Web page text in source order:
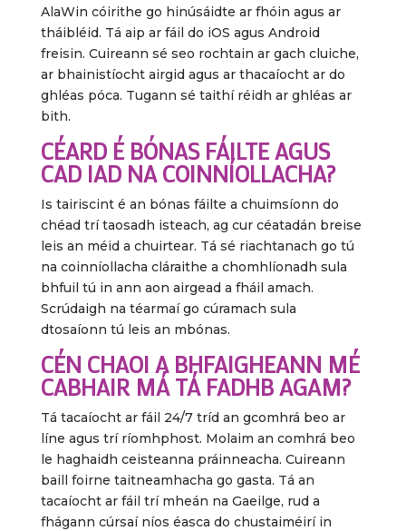
AlaWin cóirithe go hinúsáidte ar fhóin agus ar
tháibléid. Tá aip ar fáil do iOS agus Android
freisin. Cuireann sé seo rochtain ar gach cluiche,
ar bhainistíocht airgid agus ar thacaíocht ar do
ghléas póca. Tugann sé taithí réidh ar ghléas ar
bith.
CÉARD É BÓNAS FÁILTE AGUS
CAD IAD NA COINNÍOLLACHA?
Is tairiscint é an bónas fáilte a chuimsíonn do
chéad trí taosadh isteach, ag cur céatadán breise
leis an méid a chuirtear. Tá sé riachtanach go tú
na coinníollacha cláraithe a chomhlíonadh sula
bhfuil tú in ann aon airgead a fháil amach.
Scrúdaigh na téarmaí go cúramach sula
dtosaíonn tú leis an mbónas.
CÉN CHAOI A BHFAIGHEANN MÉ
CABHAIR MÁ TÁ FADHB AGAM?
Tá tacaíocht ar fáil 24/7 tríd an gcomhrá beo ar
líne agus trí ríomhphost. Molaim an comhrá beo
le haghaidh ceisteanna práinneacha. Cuireann
baill foirne taitneamhacha go gasta. Tá an
tacaíocht ar fáil trí mheán na Gaeilge, rud a
fhágann cúrsaí níos éasca do chustaiméirí in